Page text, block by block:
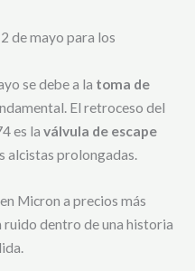
de mayo para los
se debe a la toma de
El retroceso del
es la válvula de escape
alcistas prolongadas.
Micron a precios más
ruido dentro de una historia